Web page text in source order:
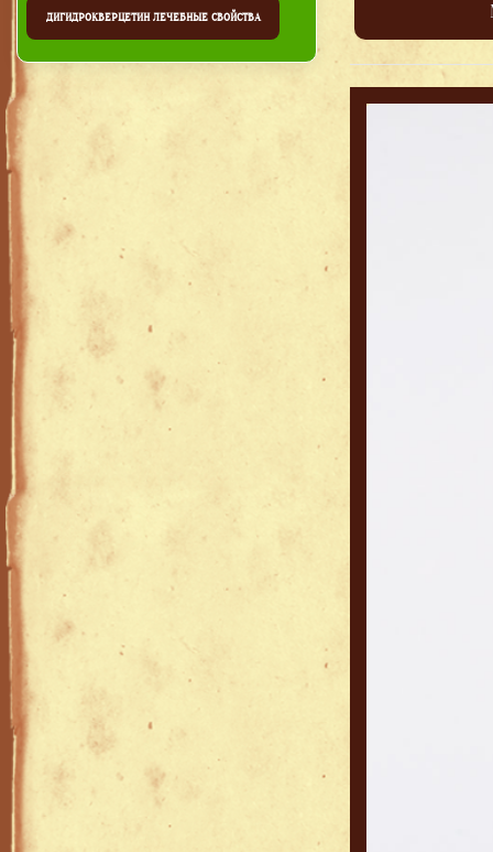
ДИГИДРОКВЕРЦЕТИН ЛЕЧЕБНЫЕ СВОЙСТВА